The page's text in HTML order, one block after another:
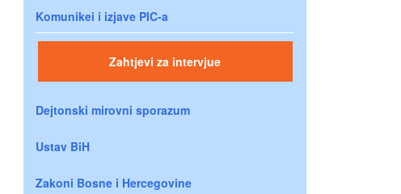
Komunikei i izjave PIC-a
Zahtjevi za intervjue
Dejtonski mirovni sporazum
Ustav BiH
Zakoni Bosne i Hercegovine